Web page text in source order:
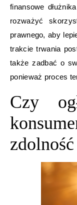
finansowe
rozważyć
prawnego, aby
trakcie trwania
także zadbać o
ponieważ proces
Czy